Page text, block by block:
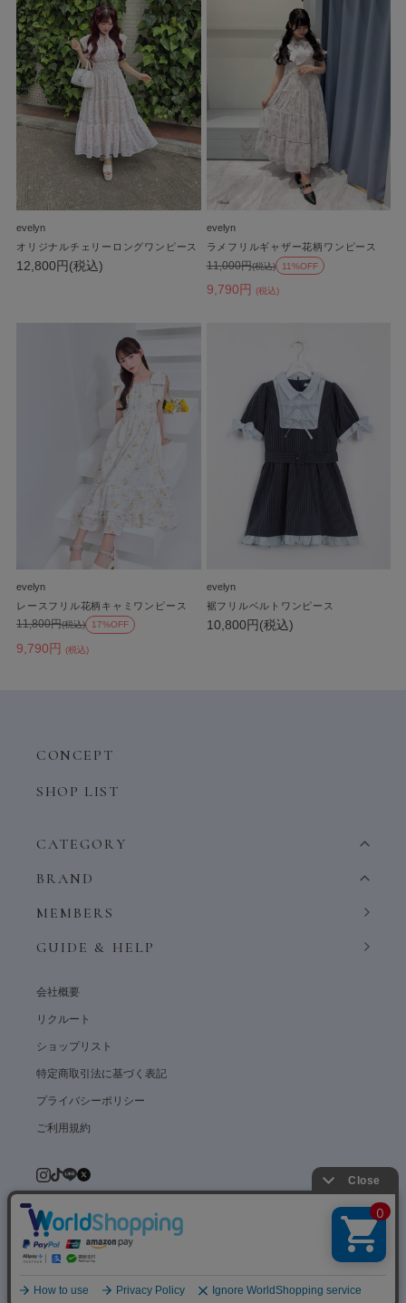
evelyn
オリジナルチェリーロングワンピース
12,800円(税込)
evelyn
ラメフリルギャザー花柄ワンピース
9,790円 (税込)
11,000円(税込) 11%OFF
evelyn
レースフリル花柄キャミワンピース
9,790円 (税込)
11,800円(税込) 17%OFF
evelyn
裾フリルベルトワンピース
10,800円(税込)
CONCEPT
SHOP LIST
CATEGORY
BRAND
MEMBERS
GUIDE & HELP
会社概要
リクルート
ショップリスト
特定商取引法に基づく表記
プライバシーポリシー
ご利用規約
© weardept co.,ltd. All rights reserved.